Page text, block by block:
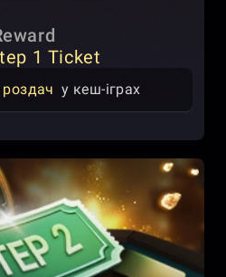
1 Ticket
роздач у кеш-іграх